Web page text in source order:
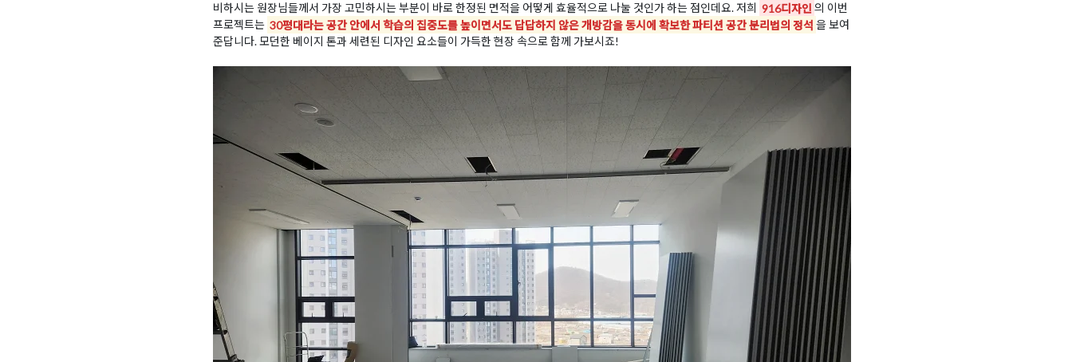
비하시는 원장님들께서 가장 고민하시는 부분이 바로 한정된 면적을 어떻게 효율적으로 나눌 것인가 하는 점인데요. 저희 916디자인 의 이번
프로젝트는 30평대라는 공간 안에서 학습의 집중도를 높이면서도 답답하지 않은 개방감을 동시에 확보한 파티션 공간 분리법의 정석 을 보여
준답니다. 모던한 베이지 톤과 세련된 디자인 요소들이 가득한 현장 속으로 함께 가보시죠!